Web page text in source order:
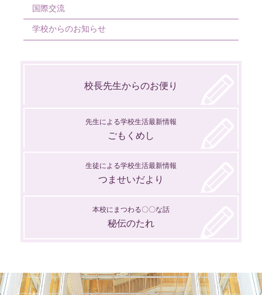
3月
2月
3月
2月
5月
4月
6月
5月
国際交流
学校からのお知らせ
校長先生からのお便り
先生による学校生活最新情報
ごもくめし
生徒による学校生活最新情報
つませいだより
本校にまつわる〇〇な話
秘伝のたれ